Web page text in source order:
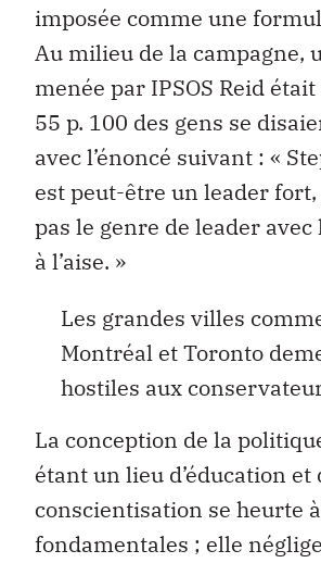
imposée comme une
Au milieu de la campagne,
menée par IPSOS Reid
55 p. 100 des gens se
avec l’énoncé suivant : «
est peut-être un leader fort,
pas le genre de leader
à l’aise. »
Les grandes villes
Montréal et Toronto
hostiles aux
La conception de la
étant un lieu d’éducation et
conscientisation se heurte
fondamentales ; elle